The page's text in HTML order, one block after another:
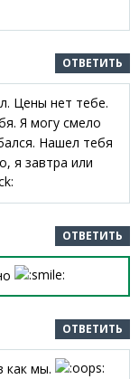
ОТВЕТИТЬ
Цены нет тебе.
Я могу смело
Нашел тебя
я завтра или
ОТВЕТИТЬ
ОТВЕТИТЬ
как мы.